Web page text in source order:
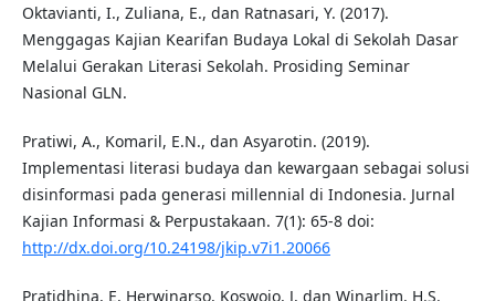
Oktavianti, I., Zuliana, E., dan Ratnasari, Y. (2017).
Menggagas Kajian Kearifan Budaya Lokal di Sekolah Dasar
Melalui Gerakan Literasi Sekolah. Prosiding Seminar
Nasional GLN.
Pratiwi, A., Komaril, E.N., dan Asyarotin. (2019).
Implementasi literasi budaya dan kewargaan sebagai solusi
disinformasi pada generasi millennial di Indonesia. Jurnal
Kajian Informasi & Perpustakaan. 7(1): 65-8 doi:
http://dx.doi.org/10.24198/jkip.v7i1.20066
Pratidhina, E, Herwinarso, Koswojo, J, dan Winarlim, H.S.